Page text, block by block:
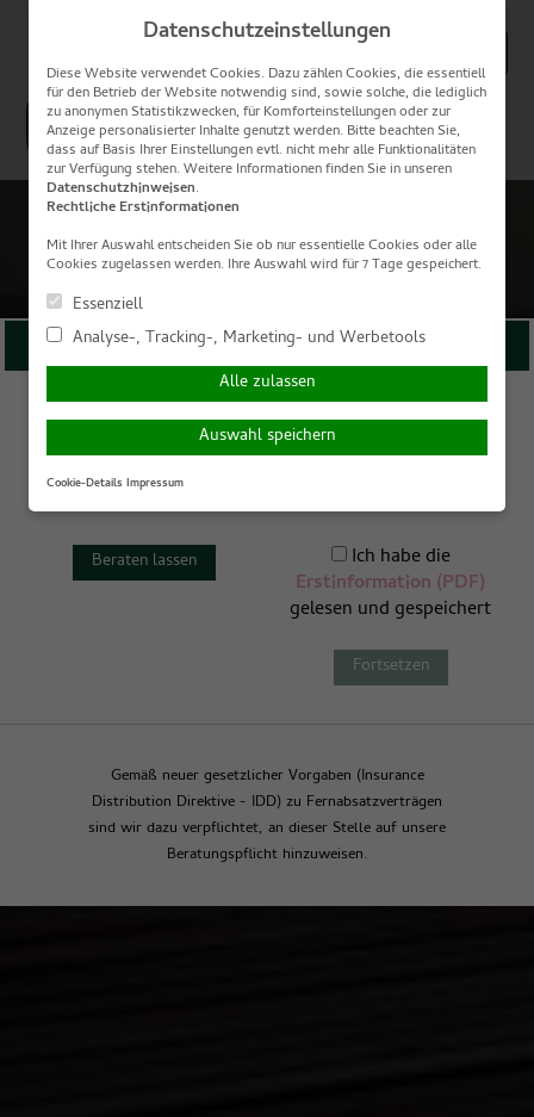
content
Suchen
nach:
simplr-Login
Hauptmenü
Reisekranken für Au
Pairs, Schüler,
Studenten, et al.
Persönliche Beratung gewünscht?
Ich wünsche eine
persönliche Beratung
und möchte Kontakt mit
einem Berater
aufnehmen.
Beraten lassen
Ich verzichte auf eine
persönliche Beratung
und möchte mit dem
fortfahren.
Ich habe die
Erstinformation (PDF)
gelesen und gespeichert
Fortsetzen
Gemäß neuer gesetzlicher Vorgaben (Insurance
Distribution Direktive - IDD) zu Fernabsatzverträgen
sind wir dazu verpflichtet, an dieser Stelle auf unsere
Beratungspflicht hinzuweisen.
Datenschutzeinstellungen
Diese Website verwendet Cookies. Dazu zählen Cookies, die essentiell
für den Betrieb der Website notwendig sind, sowie solche, die lediglich
zu anonymen Statistikzwecken, für Komforteinstellungen oder zur
Anzeige personalisierter Inhalte genutzt werden. Bitte beachten Sie,
dass auf Basis Ihrer Einstellungen evtl. nicht mehr alle Funktionalitäten
zur Verfügung stehen. Weitere Informationen finden Sie in unseren
Datenschutzhinweisen.
Rechtliche Erstinformationen
Mit Ihrer Auswahl entscheiden Sie ob nur essentielle Cookies oder alle
Cookies zugelassen werden. Ihre Auswahl wird für 7 Tage gespeichert.
Essenziell
Analyse-, Tracking-, Marketing- und Werbetools
Alle zulassen
Auswahl speichern
Cookie-DetailsImpressum